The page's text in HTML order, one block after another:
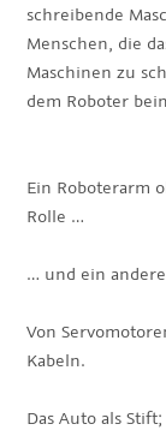
schreibende
Menschen, die
Maschinen zu
dem Roboter
Ein Roboterarm
Rolle …
… und ein
Von
Kabeln.
Das Auto als